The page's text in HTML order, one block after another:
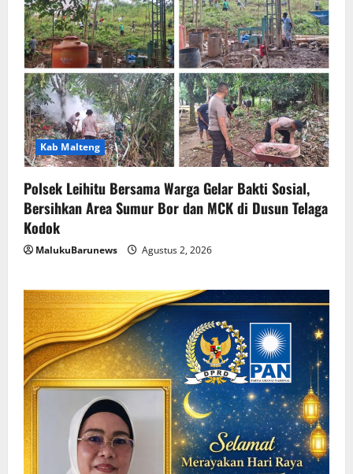
Kab Malteng
Polsek Leihitu Bersama Warga Gelar Bakti Sosial,
Bersihkan Area Sumur Bor dan MCK di Dusun Telaga
Kodok
MalukuBarunews Agustus 2, 2026